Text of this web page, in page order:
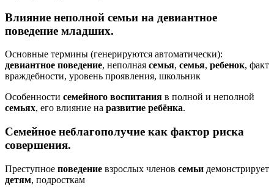
Влияние неполной семьи на девиантное
поведение младших.
Основные термины (генерируются автоматически):
девиантное поведение, неполная семья, семья, ребенок, факт
враждебности, уровень проявления, школьник
Особенности семейного воспитания в полной и неполной
семьях, его влияние на развитие ребёнка.
Семейное неблагополучие как фактор риска
совершения.
Преступное поведение взрослых членов семьи демонстрирует
детям, подросткам